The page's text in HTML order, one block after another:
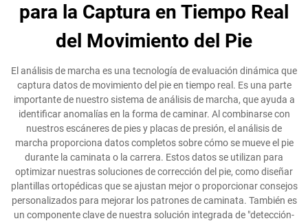
para la Captura en Tiempo Real
del Movimiento del Pie
El análisis de marcha es una tecnología de evaluación dinámica que
captura datos de movimiento del pie en tiempo real. Es una parte
importante de nuestro sistema de análisis de marcha, que ayuda a
identificar anomalías en la forma de caminar. Al combinarse con
nuestros escáneres de pies y placas de presión, el análisis de
marcha proporciona datos completos sobre cómo se mueve el pie
durante la caminata o la carrera. Estos datos se utilizan para
optimizar nuestras soluciones de corrección del pie, como diseñar
plantillas ortopédicas que se ajustan mejor o proporcionar consejos
personalizados para mejorar los patrones de caminata. También es
un componente clave de nuestra solución integrada de "detección-